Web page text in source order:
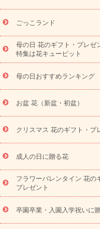
ら探す
お祝いの花特集
念日
結婚祝い 出産
寿祝い
プチギフト
供え・お悔やみ商品一覧
お供え プリザーブドフラ
盆・初盆）
その他
ビジネス用
ご自宅
ドフラワー
スタイル
ンド花
お祝い お
ディ胡蝶蘭・お祝い
観葉植物
観葉植物
お祝い
お供え・お悔
プチギフト（hanamore
キューピットのeGfit
ごっこランド
母の日 花のギフト・プレゼ
特集は花キューピット
母の日おすすめランキング
お盆 花（新盆・初盆）
クリスマス 花のギフト・プ
成人の日に贈る花
フラワーバレンタイン 花の
プレゼント
卒園卒業・入園入学祝いに